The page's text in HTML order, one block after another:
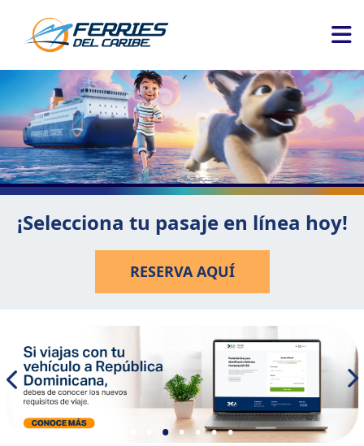
¡Selecciona tu pasaje en línea hoy!
RESERVA AQUÍ
• • • • •